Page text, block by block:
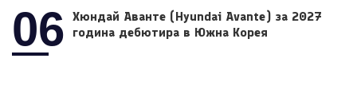
06
Хюндай Аванте (Hyundai Avante) за 2027
година дебютира в Южна Корея